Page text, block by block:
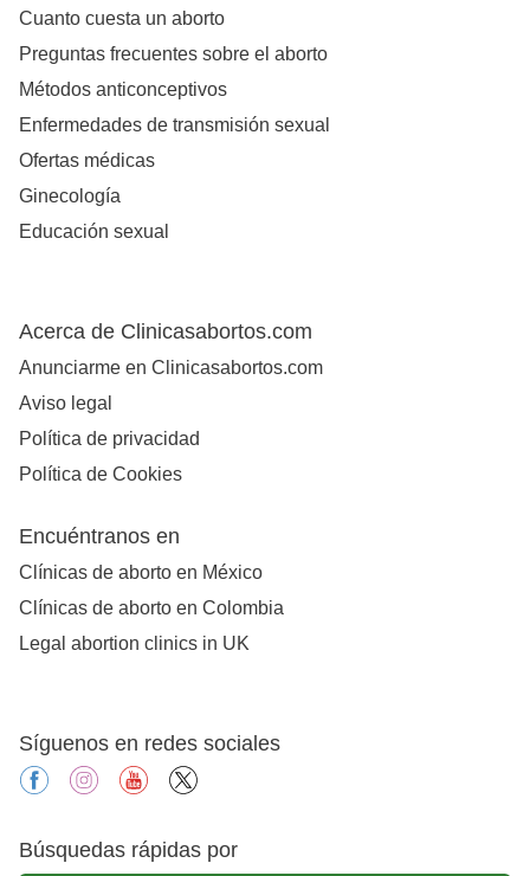
Cuanto cuesta un aborto
Preguntas frecuentes sobre el aborto
Métodos anticonceptivos
Enfermedades de transmisión sexual
Ofertas médicas
Ginecología
Educación sexual
Acerca de Clinicasabortos.com
Anunciarme en Clinicasabortos.com
Aviso legal
Política de privacidad
Política de Cookies
Encuéntranos en
Clínicas de aborto en México
Clínicas de aborto en Colombia
Legal abortion clinics in UK
Síguenos en redes sociales
facebookinstagramyoutube
Búsquedas rápidas por